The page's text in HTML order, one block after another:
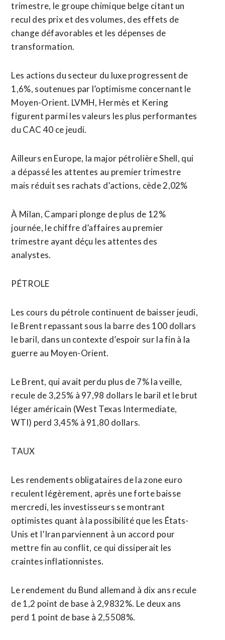
trimestre, le groupe chimique belge citant un
recul des prix et des volumes, des effets de
change défavorables et les dépenses de
transformation.
Les actions du secteur du luxe progressent de
1,6%, soutenues par l’optimisme concernant le
Moyen-Orient. LVMH, Hermès et ⁠Kering
figurent parmi ‌les valeurs les plus performantes
du CAC 40 ce jeudi.
Ailleurs en Europe, la major pétrolière Shell, qui
a dépassé les attentes au premier trimestre
mais réduit ses rachats d’actions, cède 2,02%
À Milan, Campari plonge ⁠de plus de 12%
journée, le chiffre d’affaires au premier
trimestre ayant déçu les attentes des
analystes.
PÉTROLE
Les cours du pétrole continuent de baisser jeudi,
le Brent repassant sous la barre des ​100 dollars
le baril, dans un contexte ​d’espoir sur la fin à la
guerre au Moyen-Orient.
Le Brent, qui avait perdu plus de 7% la veille,
recule de 3,25% à 97,98 dollars le baril et le brut
léger américain (West Texas Intermediate,
WTI) perd 3,45% à 91,80 dollars.
TAUX
Les rendements obligataires de la zone euro ​
reculent légèrement, après une forte baisse
mercredi, les investisseurs se montrant
optimistes quant à la possibilité que les États-
Unis et l’Iran parviennent à un accord pour
mettre fin au conflit, ce qui dissiperait les
craintes inflationnistes.
Le rendement du Bund allemand à dix ans recule
de 1,2 point de base à 2,9832%. Le deux ans
perd 1 point de base à 2,5508%.